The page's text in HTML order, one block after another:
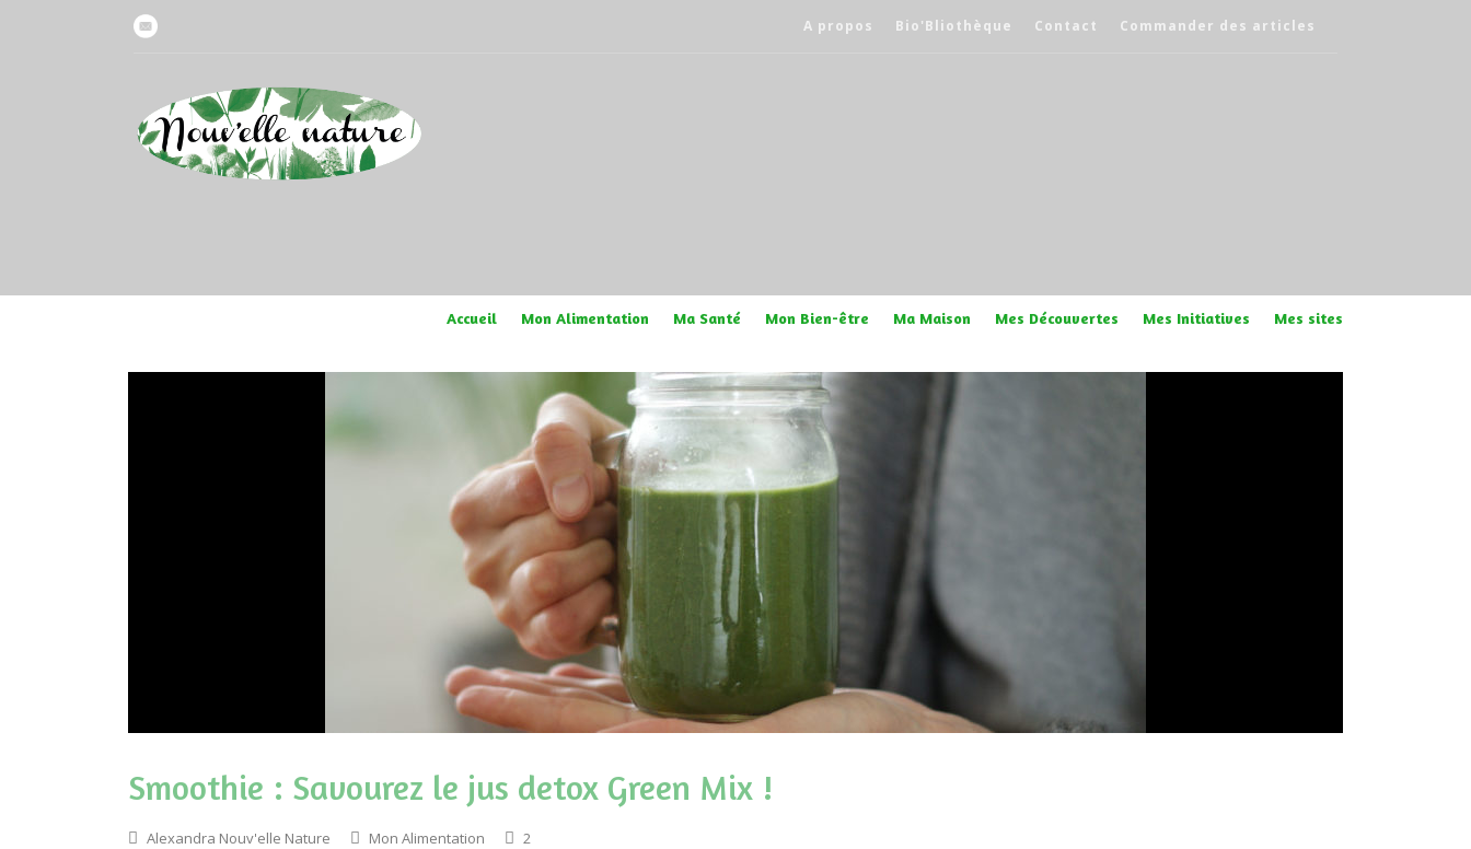
A propos Bio'Bliothèque Contact Commander des articles
Accueil Mon Alimentation Ma Santé Mon Bien-être Ma Maison Mes Découvertes Mes Initiatives Mes sites
Smoothie : Savourez le jus detox Green Mix !
Alexandra Nouv'elle Nature Mon Alimentation 2